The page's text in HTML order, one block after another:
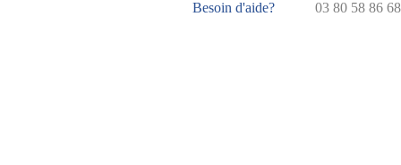
Besoin d'aide? 03 80 58 86 68